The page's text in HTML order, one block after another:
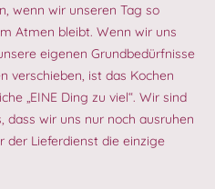
wenn wir unseren Tag so
Atmen bleibt. Wenn wir uns
eigenen Grundbedürfnisse
verschieben, ist das Kochen
„EINE Ding zu viel“. Wir sind
dass wir uns nur noch ausruhen
der Lieferdienst die einzige